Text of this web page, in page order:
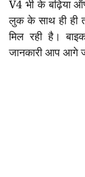
V4 भी के बढ़िया
लुक के साथ ही ही
मिल रही है।
जानकारी आप आगे